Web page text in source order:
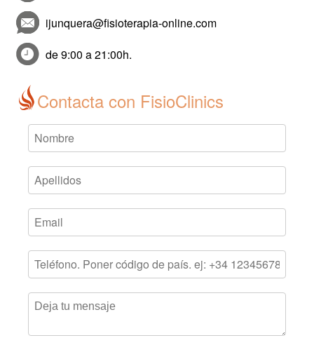
ijunquera@fisioterapia-online.com
de 9:00 a 21:00h.
Contacta con FisioClinics